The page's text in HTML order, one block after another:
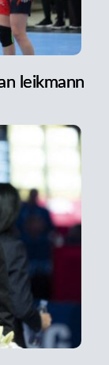
leikmann